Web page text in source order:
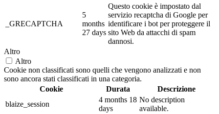
_GRECAPTCHA
5
months
27 days
Questo cookie è impostato dal
servizio recaptcha di Google per
identificare i bot per proteggere il
sito Web da attacchi di spam
dannosi.
Altro
Altro
Cookie non classificati sono quelli che vengono analizzati e non
sono ancora stati classificati in una categoria.
Cookie
Durata
Descrizione
blaize_session
4 months 18
days
No description
available.